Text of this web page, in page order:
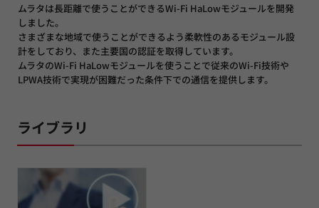
ムラタは長距離で使うことができるWi-Fi HaLowモジュールを開発
しました。
さまざまな地域で使うことができるよう柔軟性のあるモジュール設
計をしており、また主要国の認証を取得しています。
ムラタのWi-Fi HaLowモジュールを使うことで従来のWi-Fi技術や
LPWA技術で実現が困難だった条件下での通信を提供します。
ライブラリ